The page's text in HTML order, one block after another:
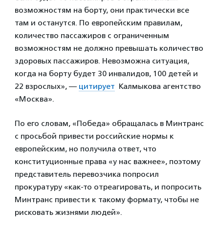
возможностям на борту, они практически все
там и останутся. По европейским правилам,
количество пассажиров с ограниченным
возможностям не должно превышать количество
здоровых пассажиров. Невозможна ситуация,
когда на борту будет 30 инвалидов, 100 детей и
22 взрослых», — цитирует Калмыкова агентство
«Москва».
По его словам, «Победа» обращалась в Минтранс
с просьбой привести российские нормы к
европейским, но получила ответ, что
конституционные права «у нас важнее», поэтому
представитель перевозчика попросил
прокуратуру «как-то отреагировать, и попросить
Минтранс привести к такому формату, чтобы не
рисковать жизнями людей».